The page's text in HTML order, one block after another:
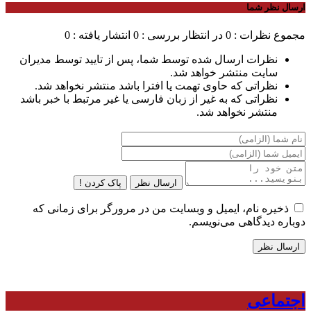
ارسال نظر شما
مجموع نظرات : 0 در انتظار بررسی : 0 انتشار یافته : 0
نظرات ارسال شده توسط شما، پس از تایید توسط مدیران
سایت منتشر خواهد شد.
نظراتی که حاوی تهمت یا افترا باشد منتشر نخواهد شد.
نظراتی که به غیر از زبان فارسی یا غیر مرتبط با خبر باشد
منتشر نخواهد شد.
ارسال نظر پاک کردن !
ذخیره نام، ایمیل و وبسایت من در مرورگر برای زمانی که
دوباره دیدگاهی می‌نویسم.
اجتماعی